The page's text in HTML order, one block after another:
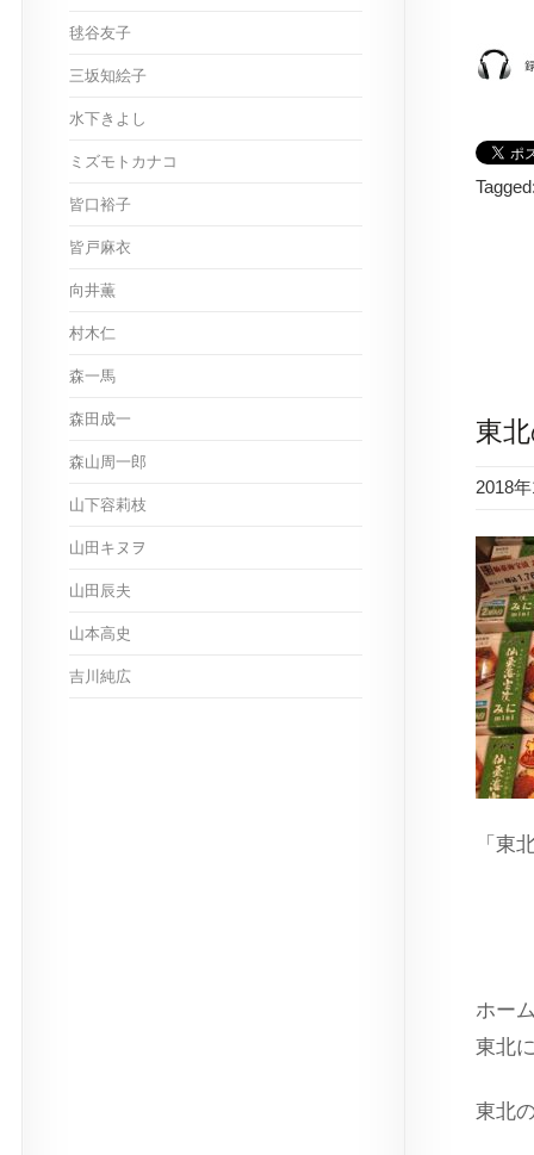
東
2018
「東
ホー
東北
東北
毬谷友子
三坂知絵子
水下きよし
ミズモトカナコ
皆口裕子
皆戸麻衣
向井薫
村木仁
森一馬
森田成一
森山周一郎
山下容莉枝
山田キヌヲ
山田辰夫
山本高史
吉川純広